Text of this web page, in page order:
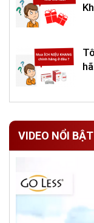
VIDEO NỔI BẬT